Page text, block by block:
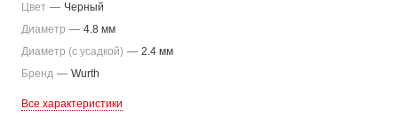
Цвет — Черный
Диаметр — 4.8 мм
Диаметр (с усадкой) — 2.4 мм
Бренд — Wurth
Все характеристики